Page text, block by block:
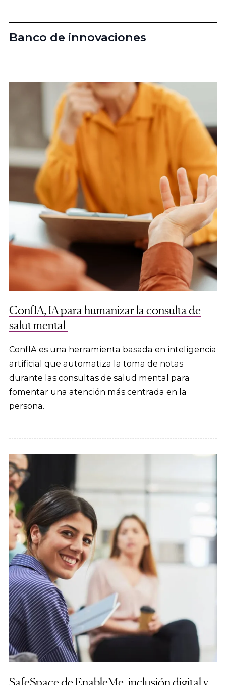
ConfIA, IA para humanizar la consulta de
salut mental
ConfIA es una herramienta basada en inteligencia
artificial que automatiza la toma de notas
durante las consultas de salud mental para
fomentar una atención más centrada en la
persona.